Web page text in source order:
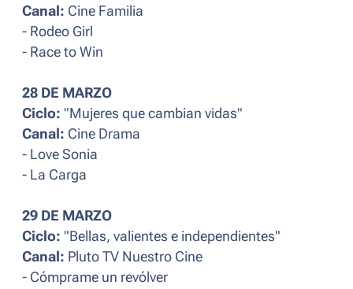
Canal: Cine Familia
- Rodeo Girl
- Race to Win
28 DE MARZO
Ciclo: "Mujeres que cambian vidas"
Canal: Cine Drama
- Love Sonia
- La Carga
29 DE MARZO
Ciclo: "Bellas, valientes e independientes"
Canal: Pluto TV Nuestro Cine
- Cómprame un revólver